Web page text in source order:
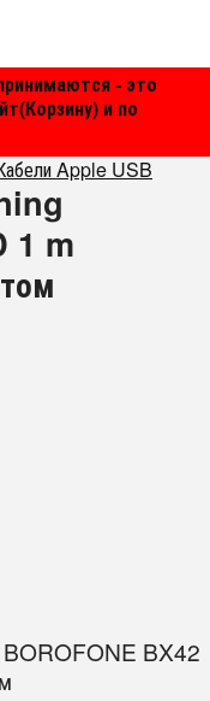
- это
и по
Apple USB
1 m
BOROFONE BX42